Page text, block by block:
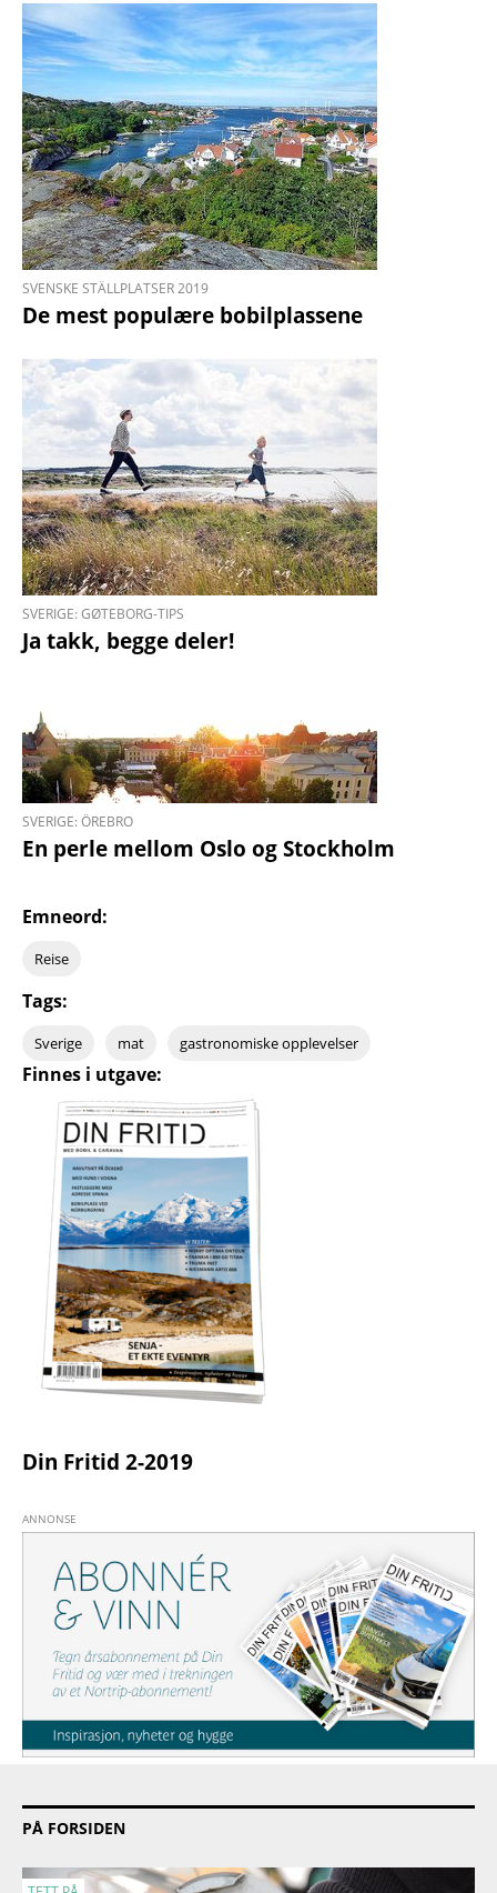
SVENSKE STÄLLPLATSER 2019
De mest populære bobil­plassene
SVERIGE: GØTEBORG-TIPS
Ja takk, begge deler!
SVERIGE: ÖREBRO
En perle mellom Oslo og Stockholm
Emneord:
Reise
Tags:
Sverige mat gastronomiske opplevelser
Finnes i utgave:
Din Fritid 2-2019
PÅ FORSIDEN